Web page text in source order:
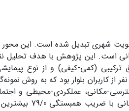
هویت شهری تبدیل شده است. این محور
است. این پژوهش با هدف تحلیل
(کمی-کیفی) و از نوع
پرسشنامه محقق‌ساخته و مشاهده میدانی انجام گرفت. جامعه آماری شامل ۴۵۰ نفر از
مکانی، عملکردی-محیطی و
منظر شهری رابطه مثبت و